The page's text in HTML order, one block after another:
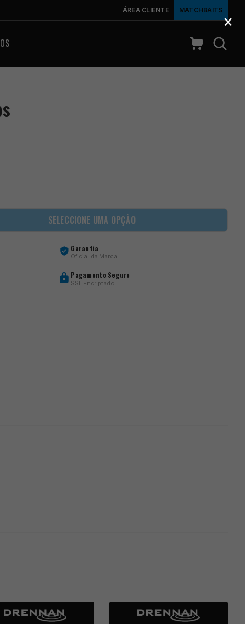
ÁREA CLIENTE MATCHBAITS
SELECCIONE UMA OPÇÃO
Garantia
Oficial da Marca
Pagamento Seguro
SSL Encriptado
×